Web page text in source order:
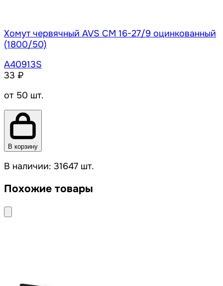
Хомут червячный AVS CM 16-27/9 оцинкованный
(1800/50)
A40913S
33 ₽
от 50 шт.
В корзину
В наличии: 31647 шт.
Похожие товары